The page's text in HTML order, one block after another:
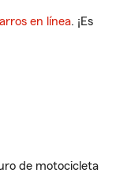
en línea. ¡Es
de motocicleta